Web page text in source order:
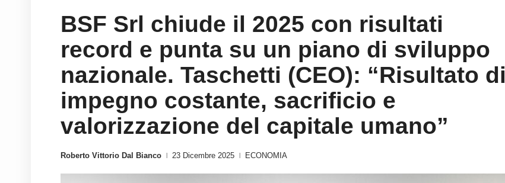
BSF Srl chiude il 2025 con risultati
record e punta su un piano di sviluppo
nazionale. Taschetti (CEO): “Risultato di
impegno costante, sacrificio e
valorizzazione del capitale umano”
Roberto Vittorio Dal Bianco 23 Dicembre 2025 ECONOMIA